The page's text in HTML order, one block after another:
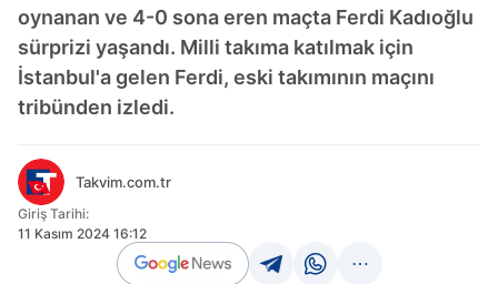
oynanan ve 4-0 sona eren maçta Ferdi Kadıoğlu
sürprizi yaşandı. Milli takıma katılmak için
İstanbul'a gelen Ferdi, eski takımının maçını
tribünden izledi.
Takvim.com.tr
Giriş Tarihi:
11 Kasım 2024 16:12